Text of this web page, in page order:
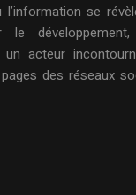
se
le
acteur
des réseaux